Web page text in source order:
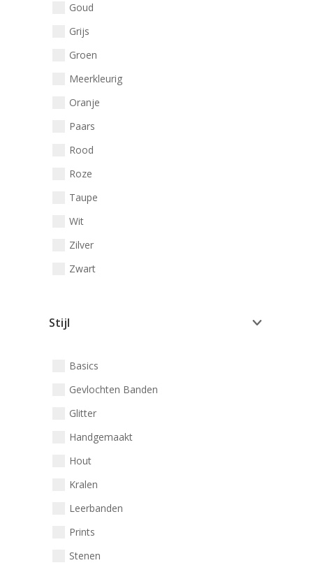
Goud
Grijs
Groen
Meerkleurig
Oranje
Paars
Rood
Roze
Taupe
Wit
Zilver
Zwart
Stijl
Basics
Gevlochten Banden
Glitter
Handgemaakt
Hout
Kralen
Leerbanden
Prints
Stenen